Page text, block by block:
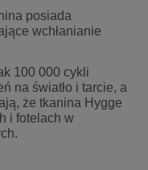
posiada
wchłanianie
100 000 cykli
na światło i tarcie, a
że tkanina Hygge
i fotelach w